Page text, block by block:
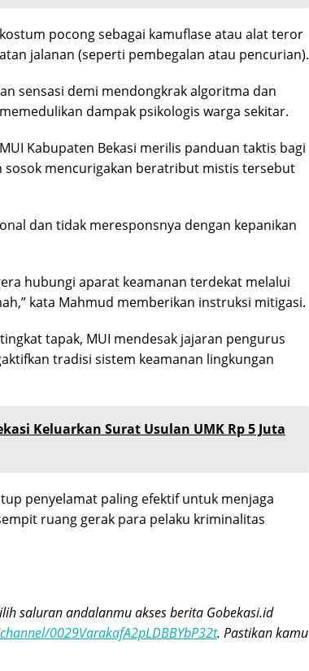
pocong sebagai kamuflase atau alat teror
jalanan (seperti pembegalan atau pencurian).
sensasi demi mendongkrak algoritma dan
dampak psikologis warga sekitar.
Kabupaten Bekasi merilis panduan taktis bagi
sosok mencurigakan beratribut mistis tersebut
dan tidak meresponsnya dengan kepanikan
hubungi aparat keamanan terdekat melalui
kata Mahmud memberikan instruksi mitigasi.
tapak, MUI mendesak jajaran pengurus
tradisi sistem keamanan lingkungan
Keluarkan Surat Usulan UMK Rp 5 Juta
penyelamat paling efektif untuk menjaga
ruang gerak para pelaku kriminalitas
saluran andalanmu akses berita Gobekasi.id
0029VarakafA2pLDBBYbP32t. Pastikan kamu